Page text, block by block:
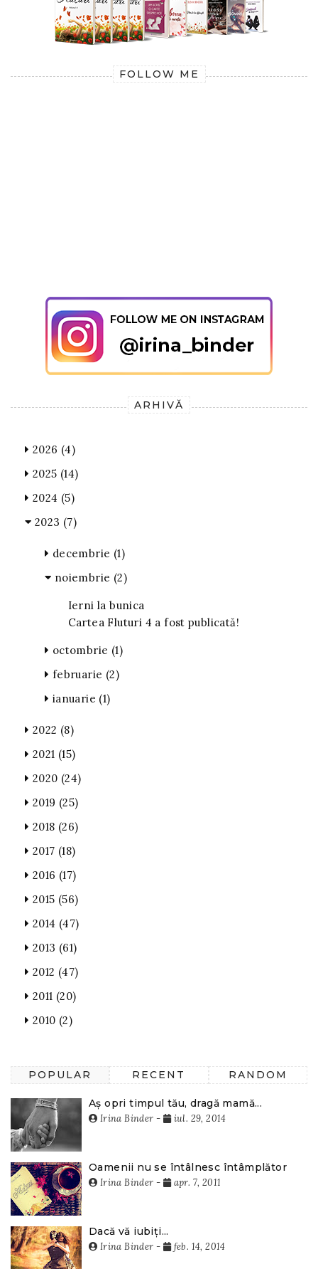
FOLLOW ME
ARHIVĂ
2026 (4)
2025 (14)
2024 (5)
2023 (7)
decembrie (1)
noiembrie (2)
Ierni la bunica
Cartea Fluturi 4 a fost publicată!
octombrie (1)
februarie (2)
ianuarie (1)
2022 (8)
2021 (15)
2020 (24)
2019 (25)
2018 (26)
2017 (18)
2016 (17)
2015 (56)
2014 (47)
2013 (61)
2012 (47)
2011 (20)
2010 (2)
POPULAR RECENT RANDOM
Aș opri timpul tău, dragă mamă...
Irina Binder - iul. 29, 2014
Oamenii nu se întâlnesc întâmplător
Irina Binder - apr. 7, 2011
Dacă vă iubiți...
Irina Binder - feb. 14, 2014